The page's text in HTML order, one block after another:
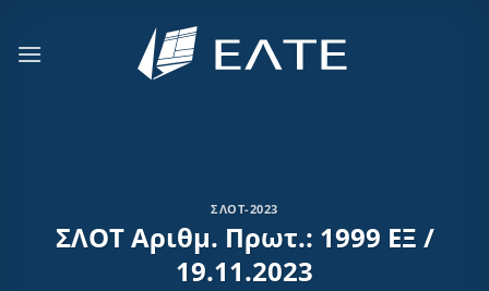
περιεχόμενο
ΣΛΟΤ-2023
ΣΛΟΤ Αριθμ. Πρωτ.: 1999 ΕΞ /
19.11.2023